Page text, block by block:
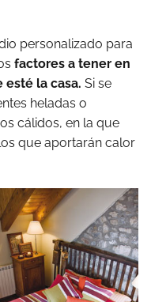
personalizado para
factores a tener en
esté la casa. Si se
heladas o
cálidos, en la que
que aportarán calor